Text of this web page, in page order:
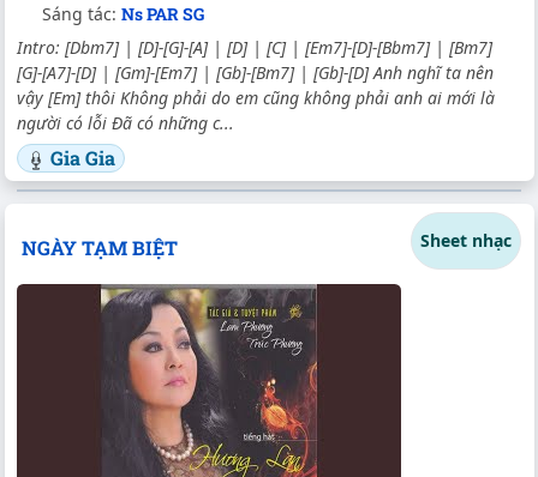
Sáng tác: Ns PAR SG
Intro: [Dbm7] | [D]-[G]-[A] | [D] | [C] | [Em7]-[D]-[Bbm7] | [Bm7]
[G]-[A7]-[D] | [Gm]-[Em7] | [Gb]-[Bm7] | [Gb]-[D] Anh nghĩ ta nên
vậy [Em] thôi Không phải do em cũng không phải anh ai mới là
người có lỗi Đã có những c...
Gia Gia
NGÀY TẠM BIỆT Sheet nhạc